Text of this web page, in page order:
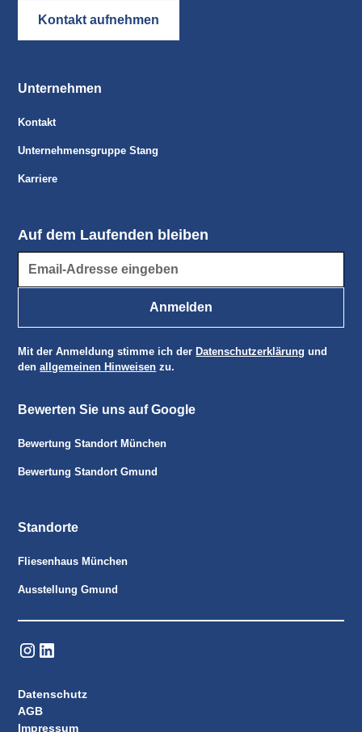
Kontakt aufnehmen
Unternehmen
Kontakt
Unternehmensgruppe Stang
Karriere
Auf dem Laufenden bleiben
Mit der Anmeldung stimme ich derDatenschutzerklärung und
denallgemeinen Hinweisen zu.
Bewerten Sie uns auf Google
Bewertung Standort München
Bewertung Standort Gmund
Standorte
Fliesenhaus München
Ausstellung Gmund
Datenschutz
AGB
Impressum